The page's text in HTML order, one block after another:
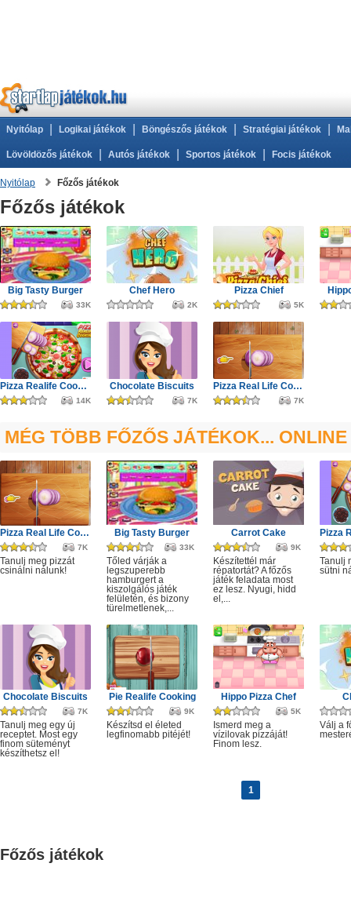
Nyitólap Logikai játékok Böngészős játékok Stratégiai játékok
Lövöldözős játékok Autós játékok Sportos játékok Focis játékok
Nyitólap Főzős játékok
Főzős játékok
Big Tasty Burger
33K
Chef Hero
2K
Pizza Chief
5K
Pizza Realife Cooking
14K
Chocolate Biscuits
7K
Pizza Real Life Cooking
7K
MÉG TÖBB FŐZŐS JÁTÉKOK... ONLINE
Pizza Real Life Cooking
7K
Tanulj meg pizzát
csinálni nálunk!
Big Tasty Burger
33K
Tőled várják a
legszuperebb
hamburgert a
kiszolgálós játék
felületén, és bizony
türelmetlenek,...
Carrot Cake
9K
Készítettél már
répatortát? A főzős
játék feladata most
ez lesz. Nyugi, hidd
el,...
Tanulj
sütni
Chocolate Biscuits
7K
Tanulj meg egy új
receptet. Most egy
finom süteményt
készíthetsz el!
Pie Realife Cooking
9K
Készítsd el életed
legfinomabb pitéjét!
Hippo Pizza Chef
5K
Ismerd meg a
vízilovak pizzáját!
Finom lesz.
Válj a
1
Főzős játékok